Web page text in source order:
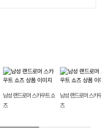
남성 랜드로머 스카우트 쇼
츠
남성 랜드로머 스카우
츠